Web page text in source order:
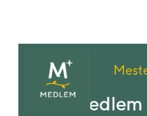
Bli